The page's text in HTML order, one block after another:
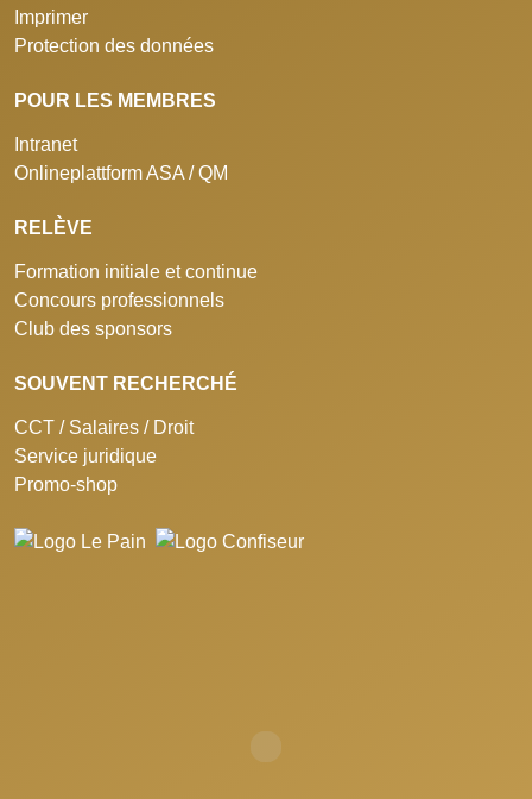
Imprimer
Protection des données
POUR LES MEMBRES
Intranet
Onlineplattform ASA / QM
RELÈVE
Formation initiale et continue
Concours professionnels
Club des sponsors
SOUVENT RECHERCHÉ
CCT / Salaires / Droit
Service juridique
Promo-shop